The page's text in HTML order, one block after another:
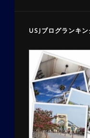
USJブログランキ